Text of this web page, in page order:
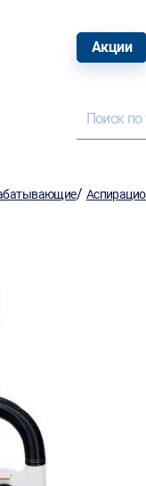
Акции
/